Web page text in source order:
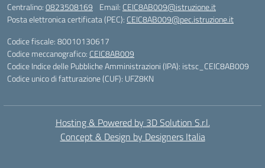
Centralino:0823508169 Email: CEIC8AB009@istruzione.it
Posta elettronica certificata (PEC): CEIC8AB009@pec.istruzione.it
Codice fiscale: 80010130617
Codice meccanografico: CEIC8AB009
Codice Indice delle Pubbliche Amministrazioni (IPA): istsc_CEIC8AB009
Codice unico di fatturazione (CUF): UFZ8KN
Hosting & Powered by 3D Solution S.r.l.
Concept & Design by Designers Italia